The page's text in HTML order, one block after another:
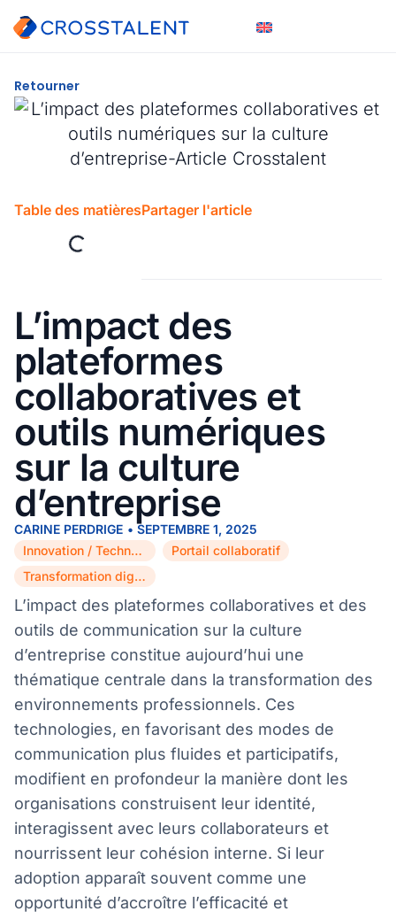
Retourner
Table des matièresPartager l'article
L’impact des
plateformes
collaboratives et
outils numériques
sur la culture
d’entreprise
CARINE PERDRIGE •SEPTEMBRE 1, 2025
Innovation / Technologie
Portail collaboratif
Transformation digitale
L’impact des plateformes collaboratives et des
outils de communication sur la culture
d’entreprise constitue aujourd’hui une
thématique centrale dans la transformation des
environnements professionnels. Ces
technologies, en favorisant des modes de
communication plus fluides et participatifs,
modifient en profondeur la manière dont les
organisations construisent leur identité,
interagissent avec leurs collaborateurs et
nourrissent leur cohésion interne. Si leur
adoption apparaît souvent comme une
opportunité d’accroître l’efficacité et